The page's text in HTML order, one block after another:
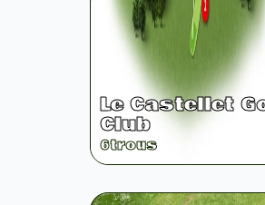
Le Castellet
Club
6trous